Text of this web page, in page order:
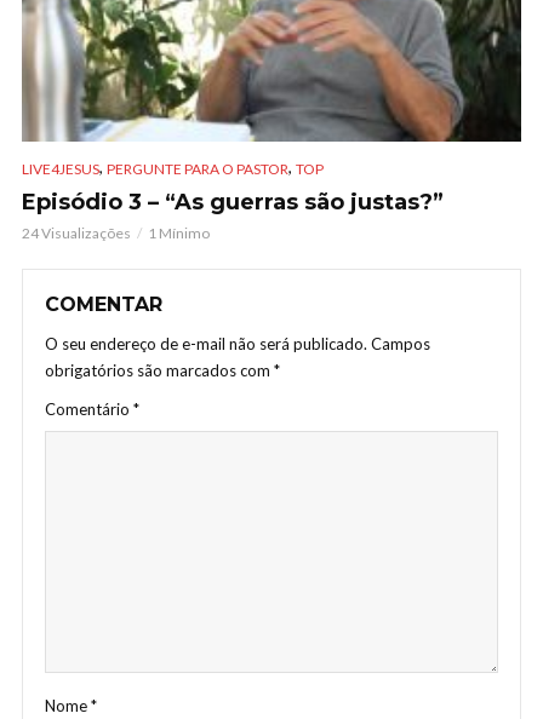
LIVE4JESUS, PERGUNTE PARA O PASTOR, TOP
Episódio 3 – “As guerras são justas?”
24 Visualizações 1 Mínimo
COMENTAR
O seu endereço de e-mail não será publicado. Campos
obrigatórios são marcados com *
Comentário *
Nome*